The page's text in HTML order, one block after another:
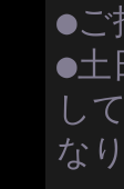
●ご
●土
し
な